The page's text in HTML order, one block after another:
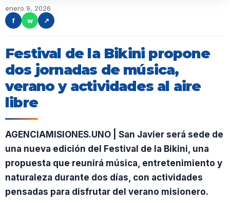
enero 9, 2026
f
w ↗
Festival de la Bikini propone
dos jornadas de música,
verano y actividades al aire
libre
AGENCIAMISIONES.UNO | San Javier será sede de
una nueva edición del Festival de la Bikini, una
propuesta que reunirá música, entretenimiento y
naturaleza durante dos días, con actividades
pensadas para disfrutar del verano misionero.